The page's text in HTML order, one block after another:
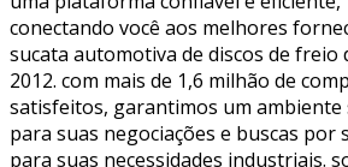
conectando você aos melhores
sucata automotiva de discos de freio
2012. com mais de 1,6 milhão de
satisfeitos, garantimos um ambiente
para suas negociações e buscas por
para suas necessidades industriais.